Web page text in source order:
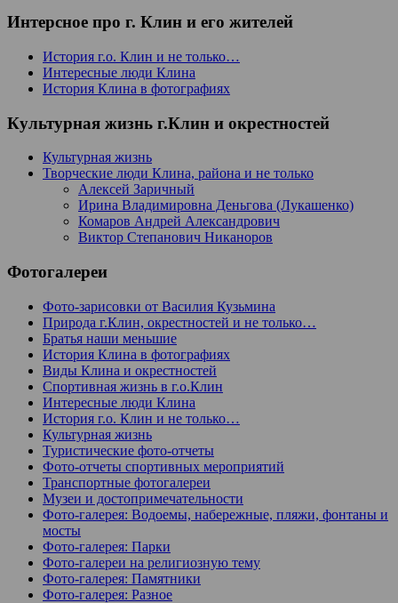
Интерсное про г. Клин и его жителей
История г.о. Клин и не только…
Интересные люди Клина
История Клина в фотографиях
Культурная жизнь г.Клин и окрестностей
Культурная жизнь
Творческие люди Клина, района и не только
Алексей Заричный
Ирина Владимировна Деньгова (Лукашенко)
Комаров Андрей Александрович
Виктор Степанович Никаноров
Фотогалереи
Фото-зарисовки от Василия Кузьмина
Природа г.Клин, окрестностей и не только…
Братья наши меньшие
История Клина в фотографиях
Виды Клина и окрестностей
Спортивная жизнь в г.о.Клин
Интересные люди Клина
История г.о. Клин и не только…
Культурная жизнь
Туристические фото-отчеты
Фото-отчеты спортивных мероприятий
Транспортные фотогалереи
Музеи и достопримечательности
Фото-галерея: Водоемы, набережные, пляжи, фонтаны и
мосты
Фото-галерея: Парки
Фото-галереи на религиозную тему
Фото-галерея: Памятники
Фото-галерея: Разное